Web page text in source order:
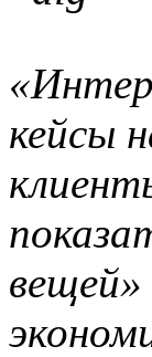
кейсы